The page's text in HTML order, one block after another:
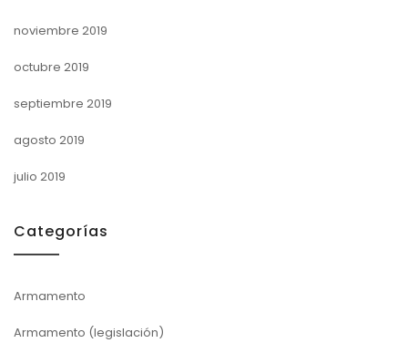
noviembre 2019
octubre 2019
septiembre 2019
agosto 2019
julio 2019
Categorías
Armamento
Armamento (legislación)